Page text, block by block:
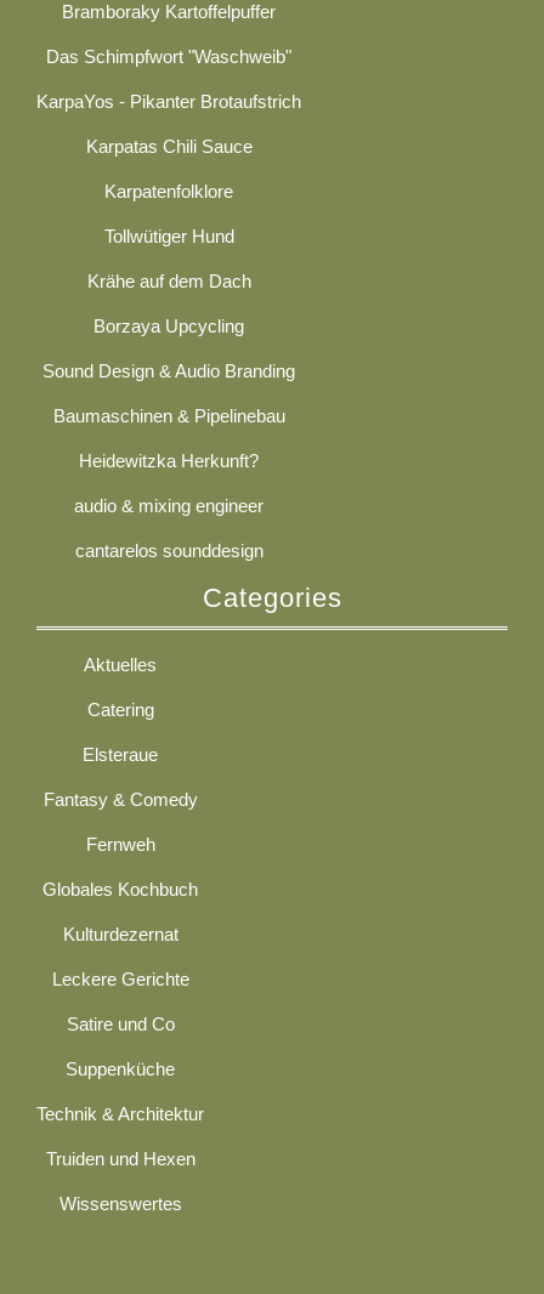
Bramboraky Kartoffelpuffer
Das Schimpfwort "Waschweib"
KarpaYos - Pikanter Brotaufstrich
Karpatas Chili Sauce
Karpatenfolklore
Tollwütiger Hund
Krähe auf dem Dach
Borzaya Upcycling
Sound Design & Audio Branding
Baumaschinen & Pipelinebau
Heidewitzka Herkunft?
audio & mixing engineer
cantarelos sounddesign
Categories
Aktuelles
Catering
Elsteraue
Fantasy & Comedy
Fernweh
Globales Kochbuch
Kulturdezernat
Leckere Gerichte
Satire und Co
Suppenküche
Technik & Architektur
Truiden und Hexen
Wissenswertes